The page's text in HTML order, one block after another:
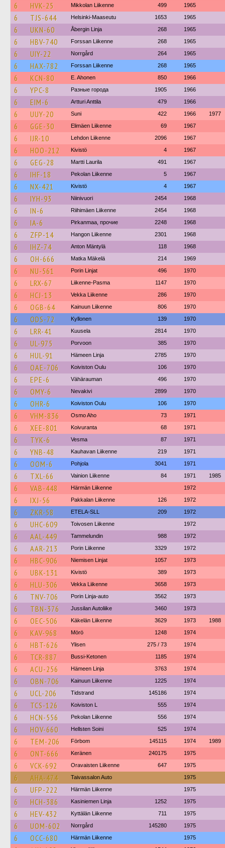
6 HVK-25 Mikkolan Liikenne 499 1965
6 TJS-644 Helsinki-Maaseutu 1653 1965
6 UKN-60 Åbergin Linja 268 1965
6 HBV-740 Forssan Liikenne 268 1965
6 UIY-22 Norrgård 264 1965
6 HAX-782 Forssan Liikenne 268 1965
6 KCN-80 E. Ahonen 850 1966
6 YPC-8 Разные города 1905 1966
6 EIM-6 Artturi Anttila 479 1966
6 UUY-20 Suni 422 1966 1977
6 GGE-30 Elimäen Liikenne 69 1967
6 IJR-10 Lehdon Liikenne 2096 1967
6 HOO-212 Kivistö 4 1967
6 GEG-28 Martti Laurila 491 1967
6 IHF-18 Pekolan Liikenne 5 1967
6 NX-421 Kivistö 4 1967
6 IYH-93 Niinivuori 2454 1968
6 IN-6 Riihimäen Liikenne 2454 1968
6 IA-6 Pirkanmaa, прочие 2248 1968
6 ZFP-14 Hangon Liikenne 2301 1968
6 IHZ-74 Anton Mäntylä 118 1968
6 OH-666 Matka Mäkelä 214 1969
6 NU-561 Porin Linjat 496 1970
6 LRX-67 Liikenne-Pasma 1147 1970
6 HCJ-13 Vekka Liikenne 286 1970
6 OGB-64 Kainuun Liikenne 806 1970
6 ODS-72 Kyllonen 139 1970
6 LRR-41 Kuusela 2814 1970
6 UL-975 Porvoon 385 1970
6 HUL-91 Hämeen Linja 2785 1970
6 OAE-706 Koiviston Oulu 106 1970
6 EPE-6 Vähärauman 496 1970
6 OMY-6 Nevakivi 2899 1970
6 OHR-6 Koiviston Oulu 106 1970
6 VHM-836 Osmo Aho 73 1971
6 XEE-801 Koivuranta 68 1971
6 TYK-6 Vesma 87 1971
6 YNB-48 Kauhavan Liikenne 219 1971
6 OOM-6 Pohjola 3041 1971
6 TXL-66 Vainion Liikenne 84 1971 1985
6 VAB-448 Härmän Liikenne 1972
6 IXJ-56 Pakkalan Liikenne 126 1972
6 ZKR-58 ETELA-SLL 209 1972
6 UHC-609 Toivosen Liikenne 1972
6 AAL-449 Tammelundin 988 1972
6 AAR-213 Porin Liikenne 3329 1972
6 HBC-906 Niemisen Linjat 1057 1973
6 UBK-131 Kivistö 389 1973
6 HLU-306 Vekka Liikenne 3658 1973
6 TNV-706 Porin Linja-auto 3562 1973
6 TBN-376 Jussilan Autoliike 3460 1973
6 OEC-506 Käkelän Liikenne 3629 1973 1988
6 KAV-968 Mörö 1248 1974
6 HBT-626 Ylisen 275 / 73 1974
6 TCR-887 Bussi-Ketonen 1185 1974
6 ACU-256 Hämeen Linja 3763 1974
6 OBN-706 Kainuun Liikenne 1225 1974
6 UCL-206 Tidstrand 145186 1974
6 TCS-126 Koiviston L 555 1974
6 HCN-556 Pekolan Liikenne 556 1974
6 HOV-660 Hellsten Soini 525 1974
6 TEM-206 Förbom 145115 1974 1989
6 ONT-666 Keränen 240175 1975
6 VCK-692 Oravaisten Liikenne 647 1975
6 AHA-474 Taivassalon Auto 1975
6 UFP-222 Härmän Liikenne 1975
6 HCH-386 Kasiniemen Linja 1252 1975
6 HEV-432 Kyttälän Liikenne 711 1975
6 UOM-602 Norrgård 145280 1975
6 OCC-680 Härmän Liikenne 1975